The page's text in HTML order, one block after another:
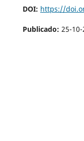
DOI: https://
Publicado: 25-10-